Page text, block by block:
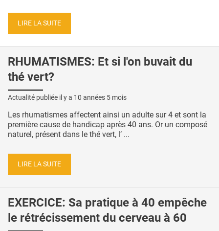
LIRE LA SUITE
RHUMATISMES: Et si l'on buvait du
thé vert?
Actualité publiée il y a 10 années 5 mois
Les rhumatismes affectent ainsi un adulte sur 4 et sont la
première cause de handicap après 40 ans. Or un composé
naturel, présent dans le thé vert, l’ ...
LIRE LA SUITE
EXERCICE: Sa pratique à 40 empêche
le rétrécissement du cerveau à 60